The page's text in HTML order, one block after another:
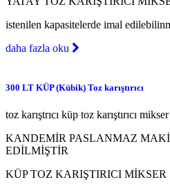
istenilen kapasitelerde imal
daha fazla oku
300 LT KÜP (Kübik) Toz karıştırıcı
toz karıştrıcı küp toz karıştırıcı mikser
KANDEMİR PASLANMAZ
EDİLMİŞTİR
KÜP TOZ KARIŞTIRICI MİKSER